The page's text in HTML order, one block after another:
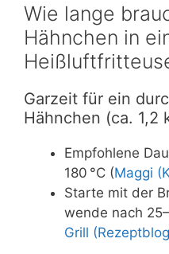
Wie lange
Hähnchen in
Garzeit für ein
Hähnchen (ca. 1,2
Empfohlene
180 °C (Maggi
Starte mit der
wende nach
Grill